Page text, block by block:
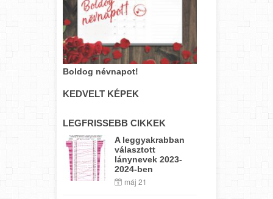
Boldog névnapot!
KEDVELT KÉPEK
LEGFRISSEBB CIKKEK
A leggyakrabban
választott
lánynevek 2023-
2024-ben
máj 21